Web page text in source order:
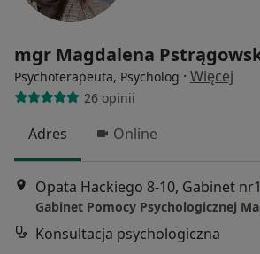
mgr Magdalena
Psychoterapeuta, Psycholog · Więcej
26 opinii
Adres Online
Opata Hackiego 8-10, Gabinet
Konsultacja psychologiczna